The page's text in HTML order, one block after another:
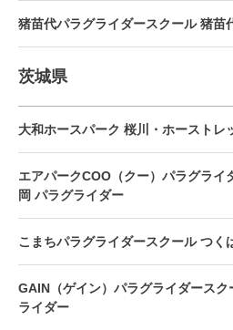
猪苗代パラグライダースクール 猪苗
茨城県
大和ホースパーク 桜川・ホーストレ
エアパークCOO（クー）パラグライ
岡 パラグライダー
こまちパラグライダースクール つく
GAIN（ゲイン）パラグライダース
ライダー